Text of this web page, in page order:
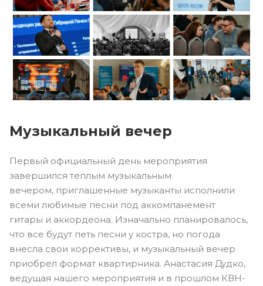
Музыкальный вечер
Первый официальный день мероприятия
завершился теплым музыкальным
вечером, приглашенные музыканты исполнили
всеми любимые песни под аккомпанемент
гитары и аккордеона. Изначально планировалось,
что все будут петь песни у костра, но погода
внесла свои коррективы, и музыкальный вечер
приобрел формат квартирника. Анастасия Дудко,
ведущая нашего мероприятия и в прошлом КВН-